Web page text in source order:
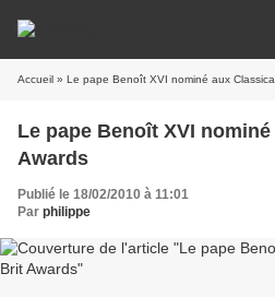
Accueil » Le pape Benoît XVI nominé aux
Le pape Benoît XVI
Awards
Publié le 18/02/2010 à 11:01
Par philippe